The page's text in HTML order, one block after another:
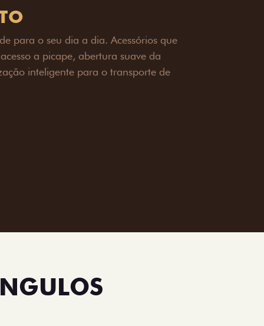
desafio. O Pack off-road combina
3,5 toneladas, alargadores de para-
mais capacidade de reboque,
e um visual ainda mais imponente